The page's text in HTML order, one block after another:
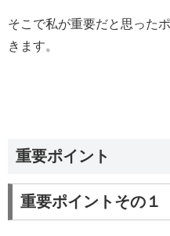
そこで私が重要だと思った
きます。
重要ポイント
重要ポイントその１